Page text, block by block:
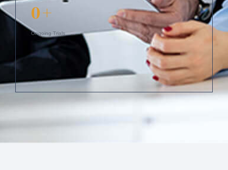
0+
Ongoing Trials